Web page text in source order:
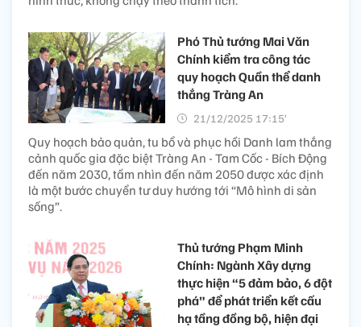
Phó Thủ tướng Mai Văn
Chính kiểm tra công tác
quy hoạch Quần thể danh
thắng Tràng An
21/12/2025 17:15’
Quy hoạch bảo quản, tu bổ và phục hồi Danh lam thắng
cảnh quốc gia đặc biệt Tràng An - Tam Cốc - Bích Động
đến năm 2030, tầm nhìn đến năm 2050 được xác định
là một bước chuyển tư duy hướng tới “Mô hình di sản
sống”.
Thủ tướng Phạm Minh
Chính: Ngành Xây dựng
thực hiện “5 đảm bảo, 6 đột
phá” để phát triển kết cấu
hạ tầng đồng bộ, hiện đại